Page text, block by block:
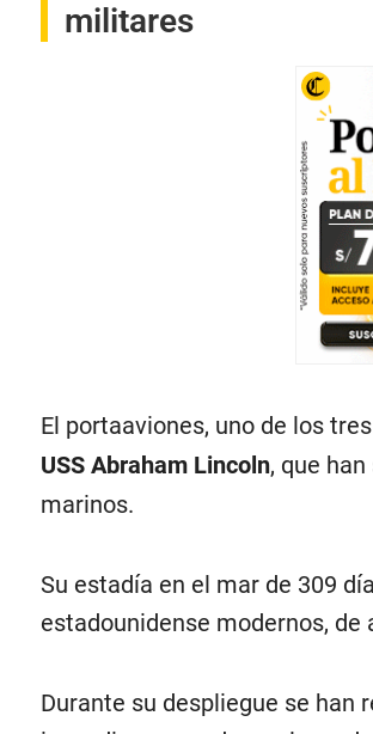
militares
El portaaviones, uno de los
USS Abraham Lincoln, que
marinos.
Su estadía en el mar de 309
estadounidense modernos, de
Durante su despliegue se han